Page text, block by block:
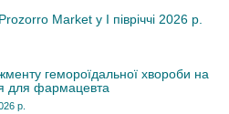
Market у I півріччі 2026 р.
гемороїдальної хвороби на
для фармацевта
р.